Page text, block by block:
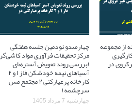
از مجموعه
در
چهارصدو نودمین جلسه هفتگی
مرکز تحقیقات فرآوری مواد کاشی‌گر
(بررسی روند تعویض آسترهای
آسیاهای نیمه خودشکن فاز ۱ و ۲
کارخانه پرعیارکنی ۲ مجتمع مس
سرچشمه)
چهارشنبه 7 مرداد 1405